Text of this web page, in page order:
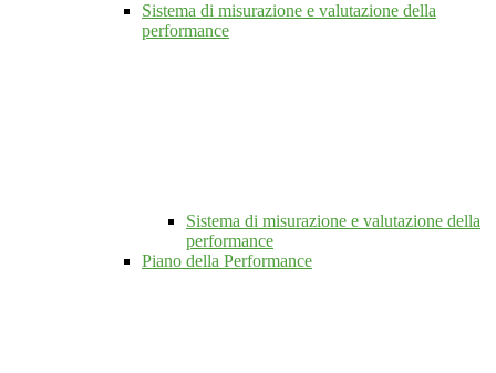
Sistema di misurazione e valutazione della
performance
Sistema di misurazione e valutazione della
performance
Piano della Performance